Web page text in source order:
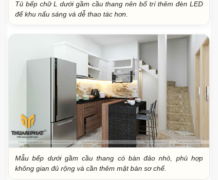
Tủ bếp chữ L dưới gầm cầu thang nên bố trí thêm đèn LED
để khu nấu sáng và dễ thao tác hơn.
Mẫu bếp dưới gầm cầu thang có bàn đảo nhỏ, phù hợp
không gian đủ rộng và cần thêm mặt bàn sơ chế.